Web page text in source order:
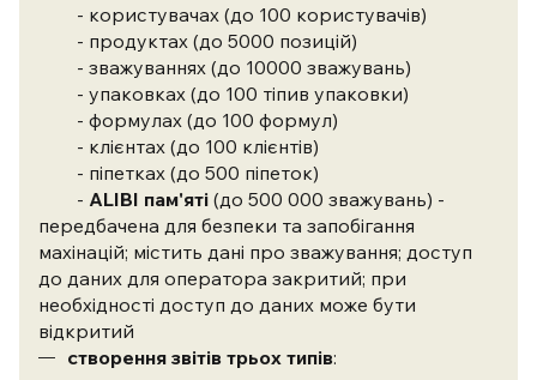
- користувачах (до 100 користувачів)
- продуктах (до 5000 позицій)
- зважуваннях (до 10000 зважувань)
- упаковках (до 100 тіпив упаковки)
- формулах (до 100 формул)
- клієнтах (до 100 клієнтів)
- піпетках (до 500 піпеток)
- ALIBI пам'яті (до 500 000 зважувань) -
передбачена для безпеки та запобігання
махінацій; містить дані про зважування; доступ
до даних для оператора закритий; при
необхідності доступ до даних може бути
відкритий
створення звітів трьох типів: